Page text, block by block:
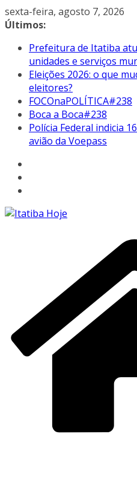
Pular
para
conteúdo
sexta-feira, agosto 7, 2026
Últimos:
Prefeitura de Itatiba
unidades e serviços
Eleições 2026: o que
eleitores?
FOCOnaPOLÍTICA#238
Boca a Boca#238
Polícia Federal indicia
avião da Voepass